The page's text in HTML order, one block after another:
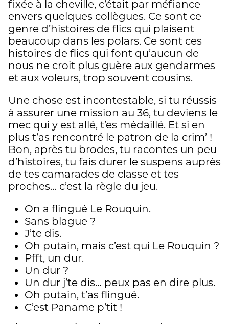
fixée à la cheville, c’était par méfiance
envers quelques collègues. Ce sont ce
genre d’histoires de flics qui plaisent
beaucoup dans les polars. Ce sont ces
histoires de flics qui font qu’aucun de
nous ne croit plus guère aux gendarmes
et aux voleurs, trop souvent cousins.
Une chose est incontestable, si tu réussis
à assurer une mission au 36, tu deviens le
mec qui y est allé, t’es médaillé. Et si en
plus t’as rencontré le patron de la crim’ !
Bon, après tu brodes, tu racontes un peu
d’histoires, tu fais durer le suspens auprès
de tes camarades de classe et tes
proches… c’est la règle du jeu.
On a flingué Le Rouquin.
Sans blague ?
J’te dis.
Oh putain, mais c’est qui Le Rouquin ?
Pfft, un dur.
Un dur ?
Un dur j’te dis… peux pas en dire plus.
Oh putain, t’as flingué.
C’est Paname p’tit !